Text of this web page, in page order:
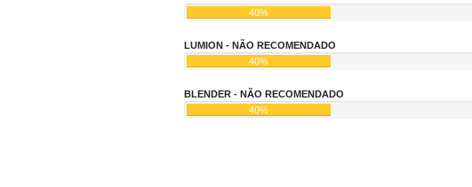
40%
LUMION - NÃO RECOMENDADO
40%
BLENDER - NÃO RECOMENDADO
40%